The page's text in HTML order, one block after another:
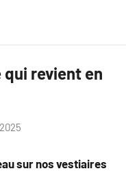
qui revient en
sur nos vestiaires